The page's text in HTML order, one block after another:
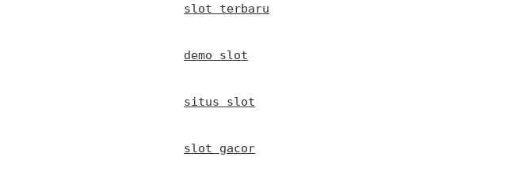
slot terbaru
demo slot
situs slot
slot gacor